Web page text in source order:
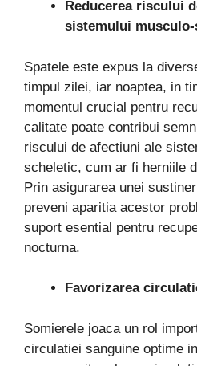
Reducerea riscului
sistemului
Spatele este expus la
timpul zilei, iar noaptea, in
momentul crucial pentru
calitate poate contribui
riscului de afectiuni ale
scheletic, cum ar fi herniile
Prin asigurarea unei
preveni aparitia acestor
suport esential pentru
nocturna.
Favorizarea
Somierele joaca un rol
circulatiei sanguine optime